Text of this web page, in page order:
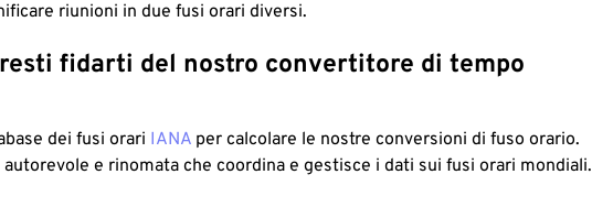
riunioni in due fusi orari diversi.
fidarti del nostro convertitore di tempo
dei fusi orari IANA per calcolare le nostre conversioni di fuso orario.
autorevole e rinomata che coordina e gestisce i dati sui fusi orari mondiali.